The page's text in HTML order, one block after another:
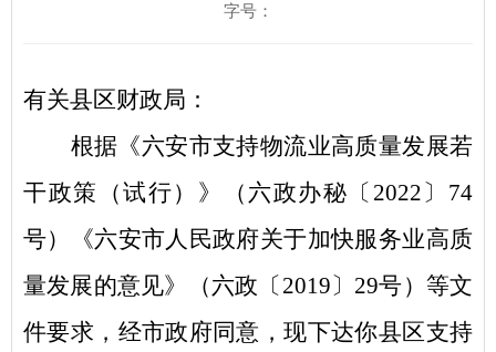
字号：
有关县区财政局：
根据《六安市支持物流业高质量发展若
干政策（试行）》（六政办秘〔 2022〕74
号）《六安市人民政府关于加快服务业高质
量发展的意见》（六政〔2019〕29号）等文
件要求，经市政府同意，现下达你县区支持